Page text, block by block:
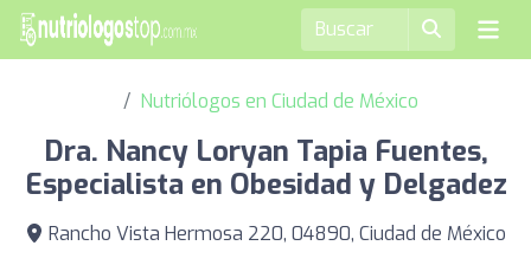
Nutriólogos en Ciudad de México
Dra. Nancy Loryan Tapia Fuentes,
Especialista en Obesidad y Delgadez
Rancho Vista Hermosa 220, 04890, Ciudad de México